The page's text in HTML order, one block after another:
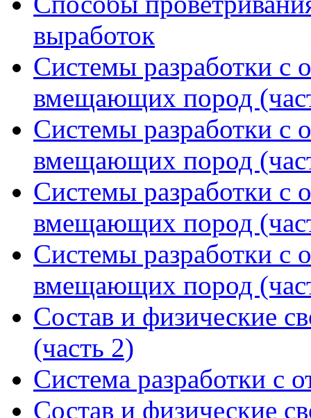
выработок
Системы разработки с
вмещающих пород
Системы разработки с
вмещающих пород
Системы разработки с
вмещающих пород
Системы разработки с
вмещающих пород
Состав и физические
(часть 2)
Система разработки с
Состав и физические